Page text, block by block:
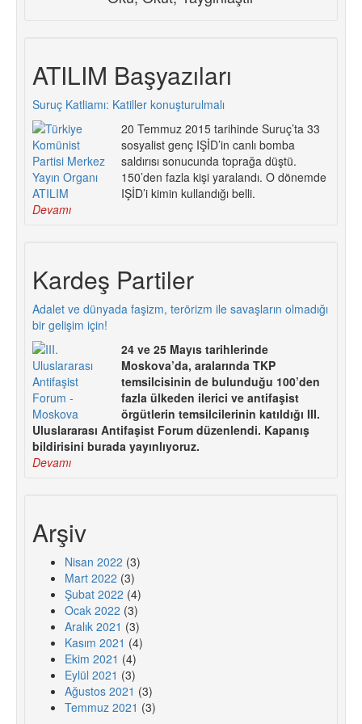
ATILIM Başyazıları
Suruç Katliamı: Katiller konuşturulmalı
20 Temmuz 2015 tarihinde Suruç’ta 33
sosyalist genç IŞİD’in canlı bomba
saldırısı sonucunda toprağa düştü.
150’den fazla kişi yaralandı. O dönemde
IŞİD’i kimin kullandığı belli.
Devamı
Kardeş Partiler
Adalet ve dünyada faşizm, terörizm ile savaşların olmadığı
bir gelişim için!
24 ve 25 Mayıs tarihlerinde
Moskova’da, aralarında TKP
temsilcisinin de bulunduğu 100’den
fazla ülkeden ilerici ve antifaşist
örgütlerin temsilcilerinin katıldığı III.
Uluslararası Antifaşist Forum düzenlendi. Kapanış
bildirisini burada yayınlıyoruz.
Devamı
Arşiv
Nisan 2022 (3)
Mart 2022 (3)
Şubat 2022 (4)
Ocak 2022 (3)
Aralık 2021 (3)
Kasım 2021 (4)
Ekim 2021 (4)
Eylül 2021 (3)
Ağustos 2021 (3)
Temmuz 2021 (3)